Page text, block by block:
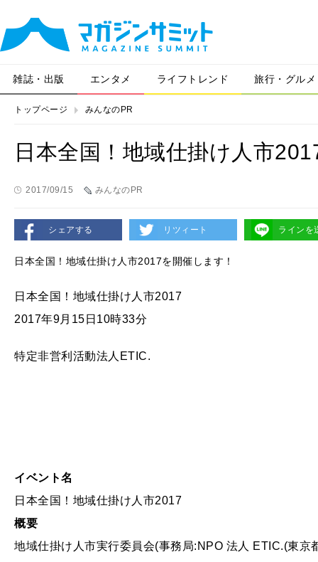
雑誌・出版 エンタメ ライフトレンド 旅行・グルメ
トップページ みんなのPR
日本全国！地域仕掛け人市
2017/09/15 みんなのPR
シェアする リツィート ラインを
日本全国！地域仕掛け人市2017を開催します！
日本全国！地域仕掛け人市2017
2017年9月15日10時33分
特定非営利活動法人ETIC.
イベント名
日本全国！地域仕掛け人市2017
概要
地域仕掛け人市実行委員会(事務局:NPO 法人 ETIC.(東